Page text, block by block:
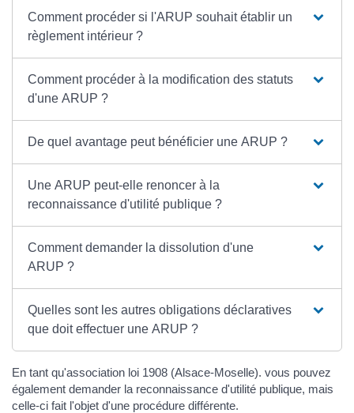
Comment procéder si l'ARUP souhait établir un
règlement intérieur ?
Comment procéder à la modification des statuts
d'une ARUP ?
De quel avantage peut bénéficier une ARUP ?
Une ARUP peut-elle renoncer à la
reconnaissance d'utilité publique ?
Comment demander la dissolution d'une
ARUP ?
Quelles sont les autres obligations déclaratives
que doit effectuer une ARUP ?
En tant qu'association loi 1908 (Alsace-Moselle). vous pouvez
également demander la reconnaissance d'utilité publique, mais
celle-ci fait l'objet d'une procédure différente.